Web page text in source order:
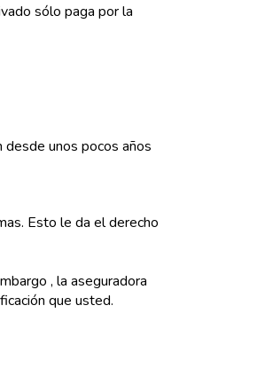
sólo paga por la
desde unos pocos años
Esto le da el derecho
, la aseguradora
que usted.